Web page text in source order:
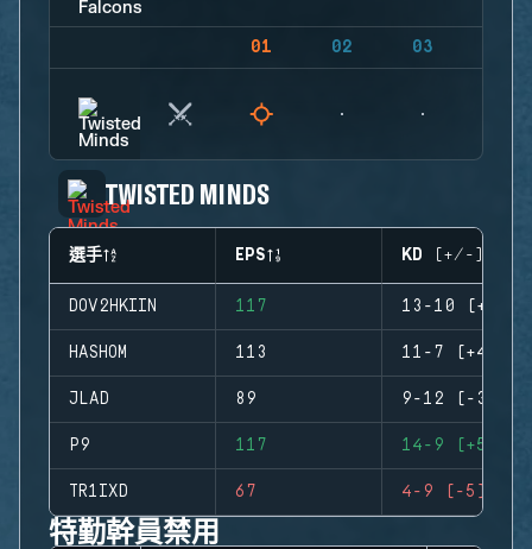
01 02 03
TWISTED MINDS
選手 EPS KD (+/-)
DOV2HKIIN 117 13-10 (+3)
HASHOM 113 11-7 (+4)
JLAD 89 9-12 (-3)
P9 117 14-9 (+5)
TR1IXD 67 4-9 (-5)
特勤幹員禁用